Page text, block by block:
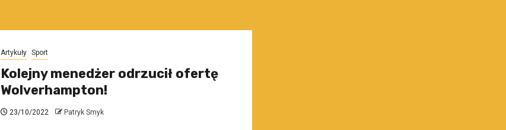
Artykuły Sport
Kolejny menedżer odrzucił ofertę
Wolverhampton!
23/10/2022 Patryk Smyk